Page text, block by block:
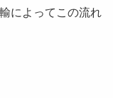
によってこの流れ